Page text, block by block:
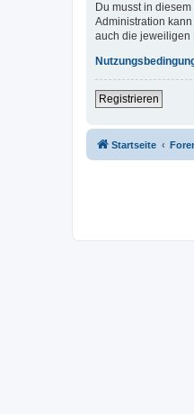
Du musst in
Administration
auch die jeweiligen
Registrieren
Startseite